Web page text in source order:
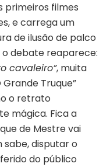
primeiros filmes
e carrega um
de ilusão de palco
o debate reaparece:
cavaleiro”, muita
Truque”
o retrato
mágica. Fica a
de Mestre vai
sabe, disputar o
do público